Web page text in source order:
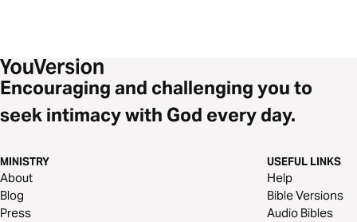
Encouraging and challenging you to
seek intimacy with God every day.
MINISTRY
About
Blog
Press
USEFUL LINKS
Help
Bible Versions
Audio Bibles